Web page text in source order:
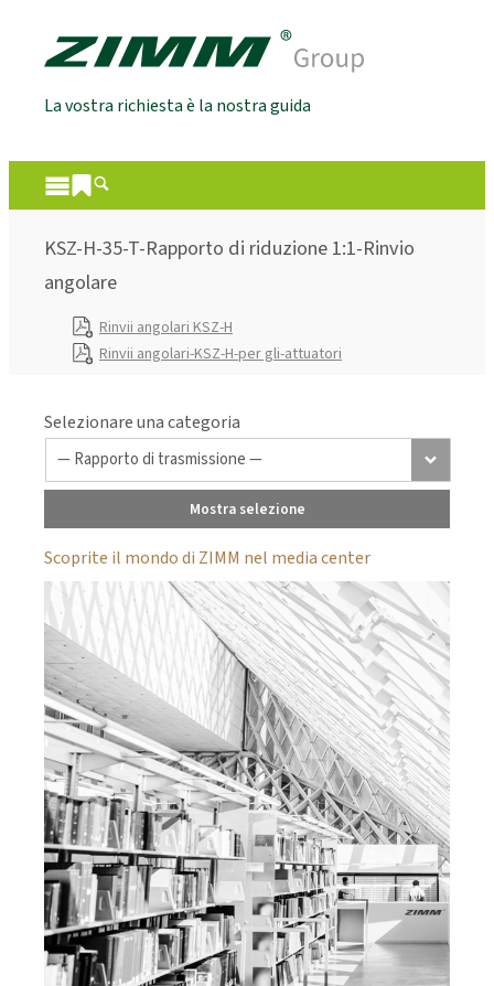
La vostra richiesta è la nostra guida
KSZ-H-35-T-Rapporto di riduzione 1:1-Rinvio
angolare
Rinvii angolari KSZ-H
Rinvii angolari-KSZ-H-per gli-attuatori
Selezionare una categoria
Mostra selezione
Scoprite il mondo di ZIMM nel media center